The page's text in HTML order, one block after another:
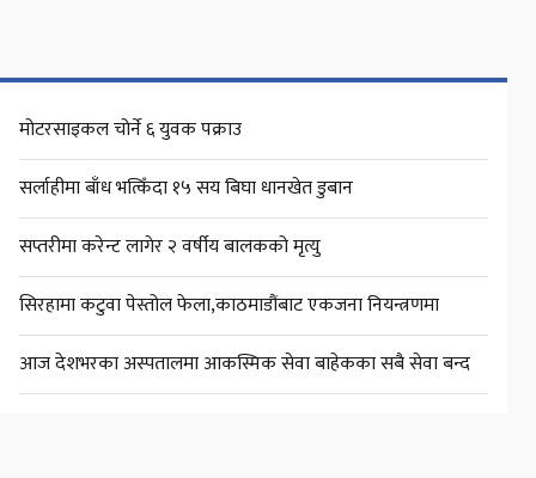
मोटरसाइकल चोर्ने ६ युवक पक्राउ
सर्लाहीमा बाँध भत्किँदा १५ सय बिघा धानखेत डुबान
सप्तरीमा करेन्ट लागेर २ वर्षीय बालकको मृत्यु
सिरहामा कटुवा पेस्तोल फेला,काठमाडौंबाट एकजना नियन्त्रणमा
आज देशभरका अस्पतालमा आकस्मिक सेवा बाहेकका सबै सेवा बन्द